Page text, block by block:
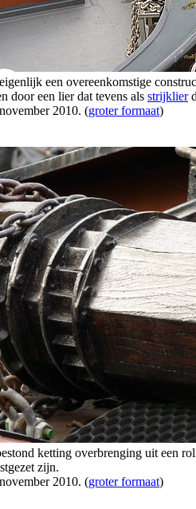
een overeenkomstige
door een lier dat tevens als strijklier
2010. (groter formaat)
ketting overbrenging uit een
zijn.
2010. (groter formaat)